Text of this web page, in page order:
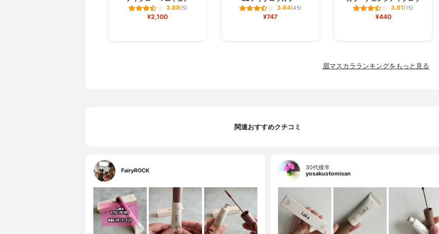
3.88(5)
¥2,100
3.84(45)
¥747
3.81(15)
¥440
眉マスカラランキングをもっと見る
関連おすすめクチコミ
FairyROCK
30代後半
yosakuotomisan